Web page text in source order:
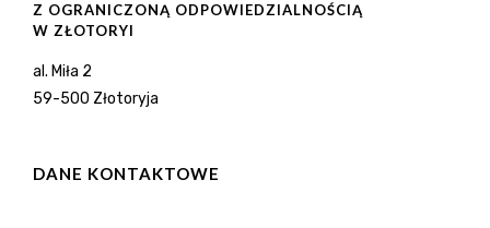
Z OGRANICZONĄ ODPOWIEDZIALNOŚCIĄ
W ZŁOTORYI
al. Miła 2
59-500 Złotoryja
DANE KONTAKTOWE